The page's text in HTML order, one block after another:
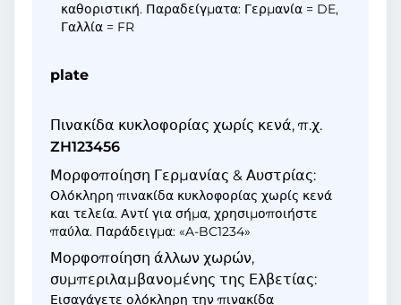
καθοριστική. Παραδείγματα: Γερμανία = DE,
Γαλλία = FR
plate
Πινακίδα κυκλοφορίας χωρίς κενά, π.χ.
ZH123456
Μορφοποίηση Γερμανίας & Αυστρίας:
Ολόκληρη πινακίδα κυκλοφορίας χωρίς κενά
και τελεία. Αντί για σήμα, χρησιμοποιήστε
παύλα. Παράδειγμα: «A-BC1234»
Μορφοποίηση άλλων χωρών,
συμπεριλαμβανομένης της Ελβετίας:
Εισαγάγετε ολόκληρη την πινακίδα